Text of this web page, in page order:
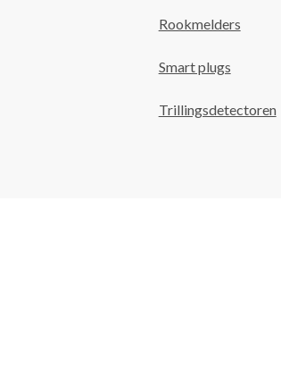
Rookmelders
Smart plugs
Trillingsdetectoren